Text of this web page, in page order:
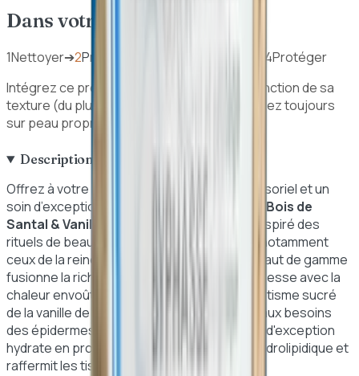
Dans votre routine beauté
1Nettoyer➔2Préparer 4Protéger
Intégrez ce produit dans votre routine en fonction de sa
texture (du plus léger au plus épais). Appliquez toujours
sur peau propre.
Description détaillée
Offrez à votre peau un véritable voyage sensoriel et un
soin d’exception avec le
Lait Corps Ânesse Bois de
Santal & Vanille de Tahiti d’Alma Secret
. Inspiré des
rituels de beauté légendaires de l'Antiquité, notamment
ceux de la reine Cléopâtre, ce lait corporel haut de gamme
fusionne la richesse nutritionnelle du lait d'ânesse avec la
chaleur envoûtante du bois de santal et l'exotisme sucré
de la vanille de Tahiti. Conçu pour répondre aux besoins
des épidermes en quête de confort, ce soin d'exception
hydrate en profondeur, restructure le film hydrolipidique et
raffermit les tissus cutanés.